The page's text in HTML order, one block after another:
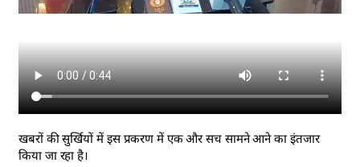
खबरों की सुर्खियों में इस प्रकरण में एक और सच सामने आने का इंतजार
किया जा रहा है।